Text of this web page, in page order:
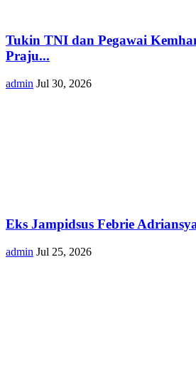
Tukin TNI dan Pegawai
Praju...
admin Jul 30, 2026
Eks Jampidsus Febrie
admin Jul 25, 2026